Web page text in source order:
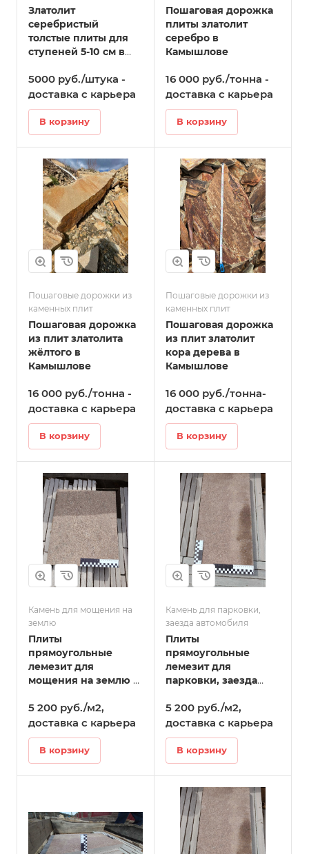
Златолит
серебристый
толстые плиты для
ступеней 5-10 см в
5000 руб./штука -
доставка с карьера
В корзину
Пошаговая дорожка
плиты златолит
серебро в
Камышлове
16 000 руб./тонна -
доставка с карьера
В корзину
Пошаговые дорожки из
каменных плит
Пошаговая дорожка
из плит златолита
жёлтого в
Камышлове
16 000 руб./тонна -
доставка с карьера
В корзину
Пошаговые дорожки из
каменных плит
Пошаговая дорожка
из плит златолит
кора дерева в
Камышлове
16 000 руб./тонна-
доставка с карьера
В корзину
Камень для мощения на
землю
Плиты
прямоугольные
лемезит для
мощения на землю 5-
5 200 руб./м2,
доставка с карьера
В корзину
Камень для парковки,
заезда автомобиля
Плиты
прямоугольные
лемезит для
парковки, заезда
Камышлове
5 200 руб./м2,
доставка с карьера
В корзину